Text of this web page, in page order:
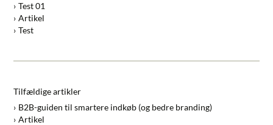
Test 01
Artikel
Test
Tilfældige artikler
B2B-guiden til smartere indkøb (og bedre branding)
Artikel